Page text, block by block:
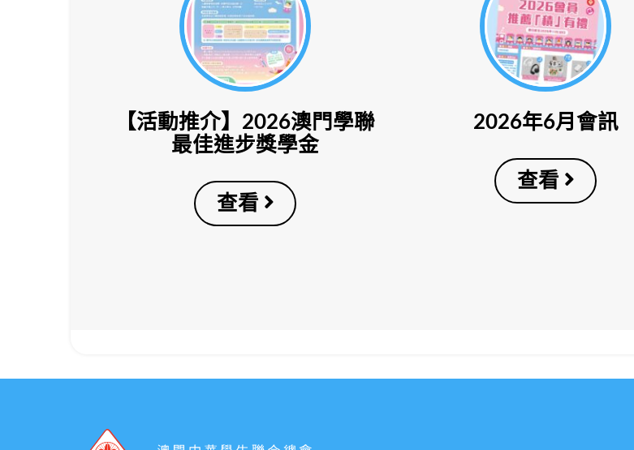
【活動推介】2026澳門學聯
最佳進步獎學金
查看
2026年6月會訊
查看